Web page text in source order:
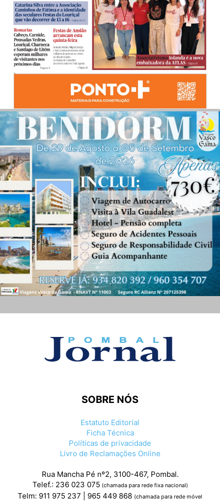
SOBRE NÓS
Estatuto Editorial
Ficha Técnica
Políticas de privacidade
Livro de Reclamações Online
Rua Mancha Pé nº2, 3100-467, Pombal.
Telef.: 236 023 075 (chamada para rede fixa nacional)
Telm: 911 975 237 | 965 449 868 (chamada para rede móvel